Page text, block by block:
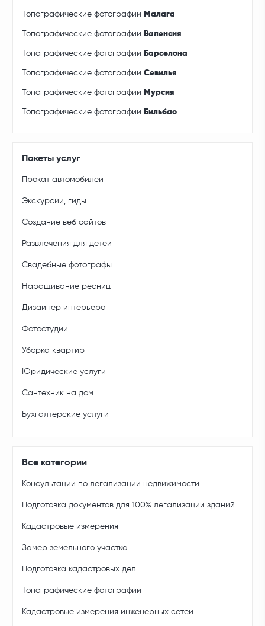
Топографические фотографии Малага
Топографические фотографии Валенсия
Топографические фотографии Барселона
Топографические фотографииСевилья
Топографические фотографии Мурсия
Топографические фотографии Бильбао
Пакеты услуг
Прокат автомобилей
Экскурсии, гиды
Создание веб сайтов
Развлечения для детей
Свадебные фотографы
Наращивание ресниц
Дизайнер интерьера
Фотостудии
Уборка квартир
Юридические услуги
Сантехник на дом
Бухгалтерские услуги
Все категории
Консультации по легализации недвижимости
Подготовка документов для 100% легализации зданий
Кадастровые измерения
Замер земельного участка
Подготовка кадастровых дел
Топографические фотографии
Кадастровые измерения инженерных сетей